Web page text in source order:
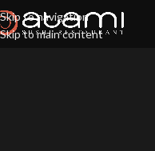
Skip to navigation
Skip to main content